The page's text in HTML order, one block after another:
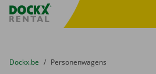
Fratello DEMO
U bevindt zich hier:
van
Dockx.be naar
Personenwagens